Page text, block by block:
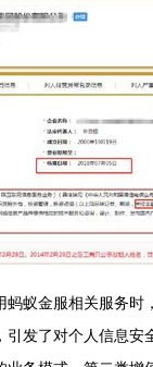
蚂蚁金服相关服务时
引发了对个人信息安